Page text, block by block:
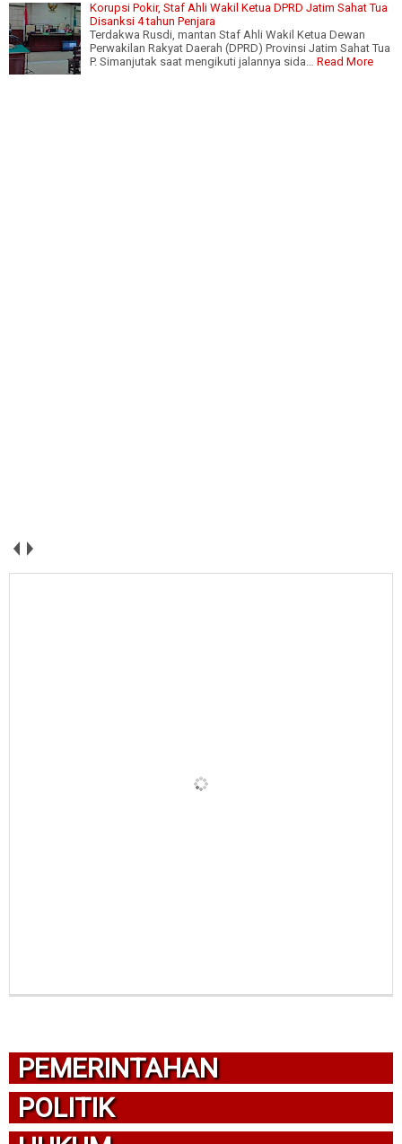
Korupsi Pokir, Staf Ahli Wakil Ketua DPRD Jatim Sahat Tua
Disanksi 4 tahun Penjara
Terdakwa Rusdi, mantan Staf Ahli Wakil Ketua Dewan
Perwakilan Rakyat Daerah (DPRD) Provinsi Jatim Sahat Tua
P. Simanjutak saat mengikuti jalannya sida… Read More
PEMERINTAHAN
POLITIK